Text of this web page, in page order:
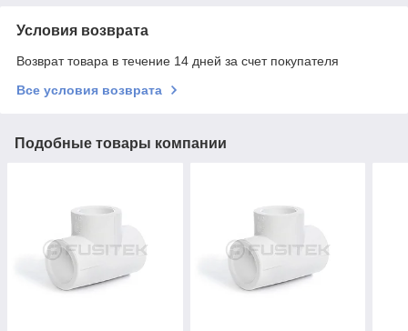
Условия возврата
Возврат товара в течение 14 дней за счет покупателя
Все условия возврата
Подобные товары компании